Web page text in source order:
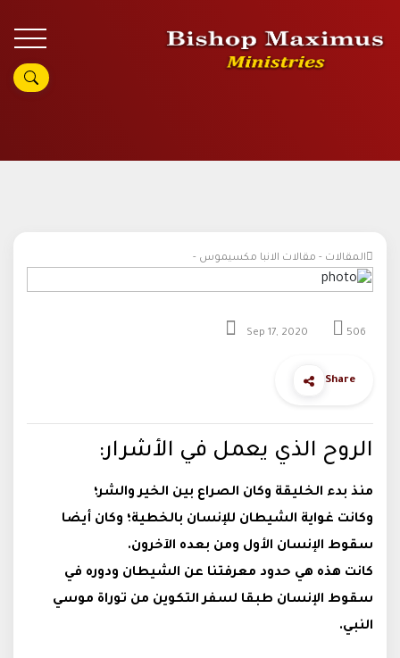
المقالات - مقالات الانبا مكسيموس -
Sep 17, 2020 506
Share
الروح الذي يعمل في الأشرار:
منذ بدء الخليقة وكان الصراع بين الخير والشر؛
وكانت غواية الشيطان للإنسان بالخطية؛ وكان أيضا
سقوط الإنسان الأول ومن بعده الآخرون.
كانت هذه هي حدود معرفتنا عن الشيطان ودوره في
سقوط الإنسان طبقا لسفر التكوين من توراة موسي
النبي.